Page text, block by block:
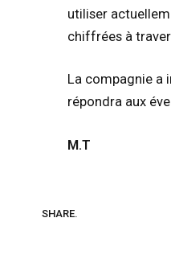
utiliser
chiffrées à
La compagnie a
répondra aux
M.T
SHARE.